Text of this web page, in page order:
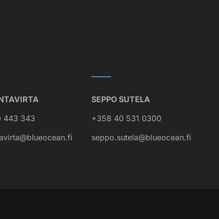
443 343
SEPPO SUTELA
+358 40 531 0300
seppo.sutela@blueocean.fi